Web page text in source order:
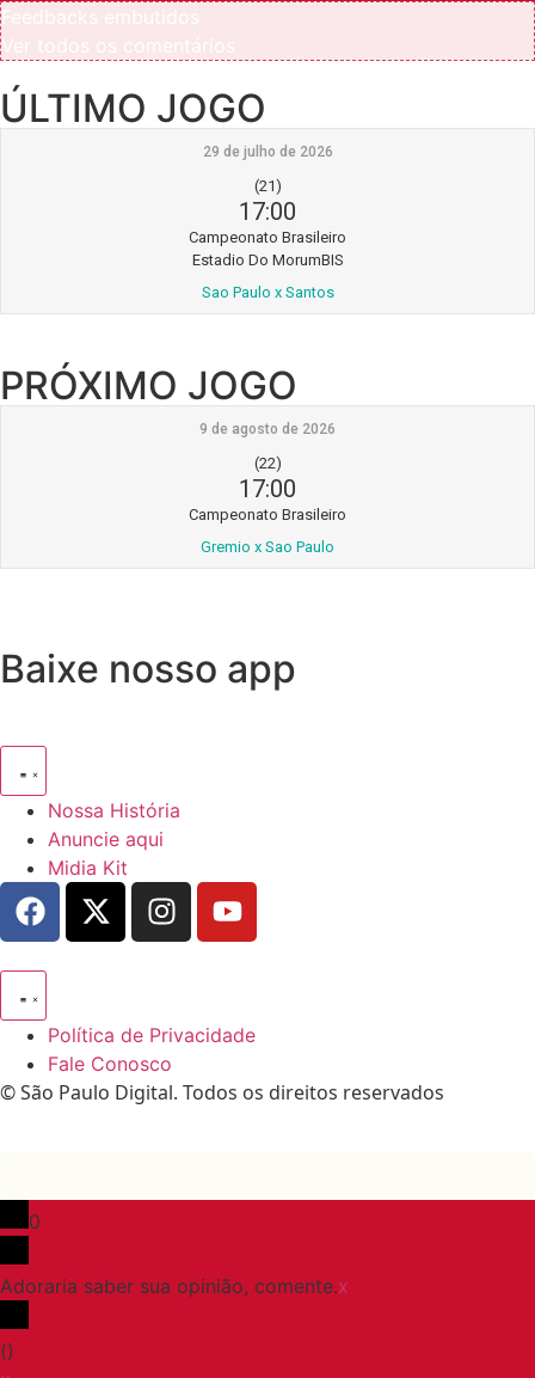
ÚLTIMO JOGO
29 de julho de 2026
(21)
17:00
Campeonato Brasileiro
Estadio Do MorumBIS
Sao Paulo x Santos
PRÓXIMO JOGO
9 de agosto de 2026
(22)
17:00
Campeonato Brasileiro
Gremio x Sao Paulo
Baixe nosso app
Nossa História
Anuncie aqui
Midia Kit
Política de Privacidade
Fale Conosco
© São Paulo Digital. Todos os direitos reservados
0
Adoraria saber sua opinião, comente.x
()